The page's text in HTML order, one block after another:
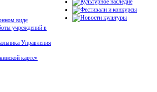
виде
учреждений в
Управления
карте»